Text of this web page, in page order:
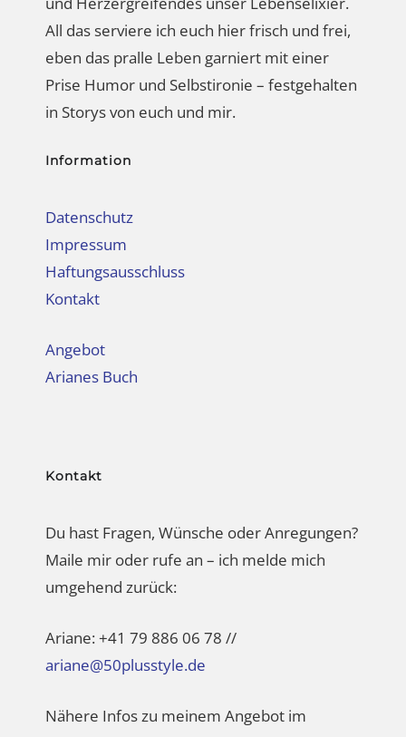
All das serviere ich euch hier frisch und frei,
eben das pralle Leben garniert mit einer
Prise Humor und Selbstironie – festgehalten
in Storys von euch und mir.
Impressum
Haftungsausschluss
Kontakt
Arianes Buch
Maile mir oder rufe an – ich melde mich
umgehend zurück:
ariane@50plusstyle.de
Bereich TV + Kommunikation erhältst du